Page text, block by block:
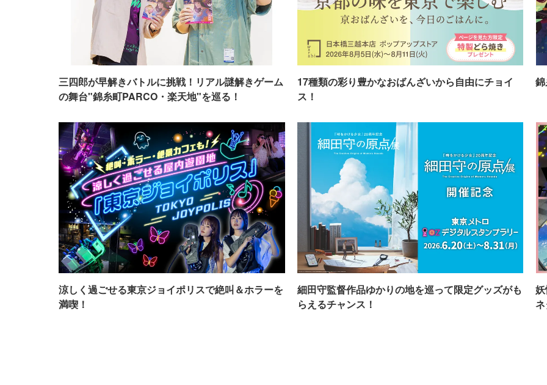
三四郎が早解きバトルに挑戦！リアル謎解きゲーム
の舞台"錦糸町PARCO・楽天地"を巡る！
17種類の彩り豊かなおばんざいから自由にチョイ
ス！
涼しく過ごせる東京ジョイポリスで絶叫＆ホラーを
満喫！
細田守監督作品ゆかりの地を巡って限定グッズがも
らえるチャンス！